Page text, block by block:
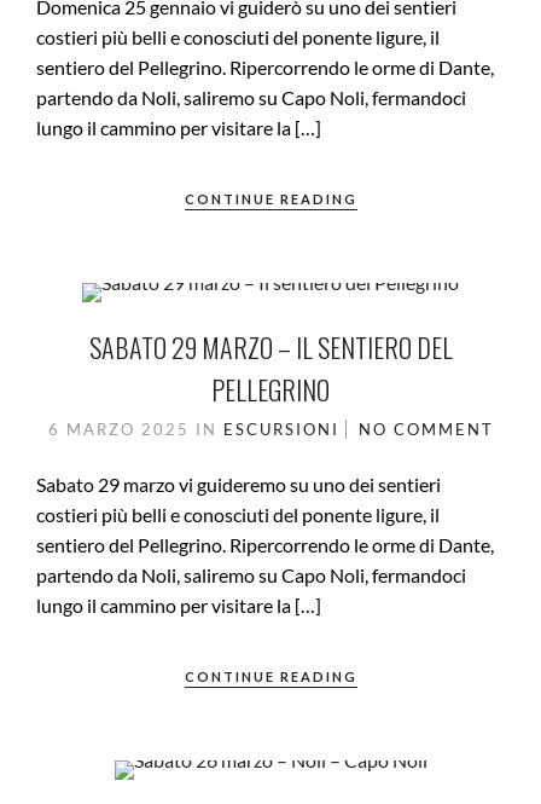
Domenica 25 gennaio vi guiderò su uno dei sentieri
costieri più belli e conosciuti del ponente ligure, il
sentiero del Pellegrino. Ripercorrendo le orme di Dante,
partendo da Noli, saliremo su Capo Noli, fermandoci
lungo il cammino per visitare la […]
CONTINUE READING
SABATO 29 MARZO – IL SENTIERO DEL
PELLEGRINO
6 MARZO 2025 IN ESCURSIONI NO COMMENT
Sabato 29 marzo vi guideremo su uno dei sentieri
costieri più belli e conosciuti del ponente ligure, il
sentiero del Pellegrino. Ripercorrendo le orme di Dante,
partendo da Noli, saliremo su Capo Noli, fermandoci
lungo il cammino per visitare la […]
CONTINUE READING